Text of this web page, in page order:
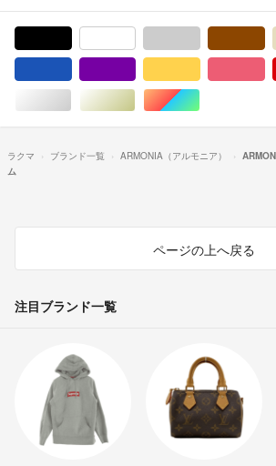
シルバー/銀色系ゴールド/金色系マルチカラー
ラクマ ブランド一覧 ARMONIA（アルモニア）
ム
ページの上へ戻る
注目ブランド一覧